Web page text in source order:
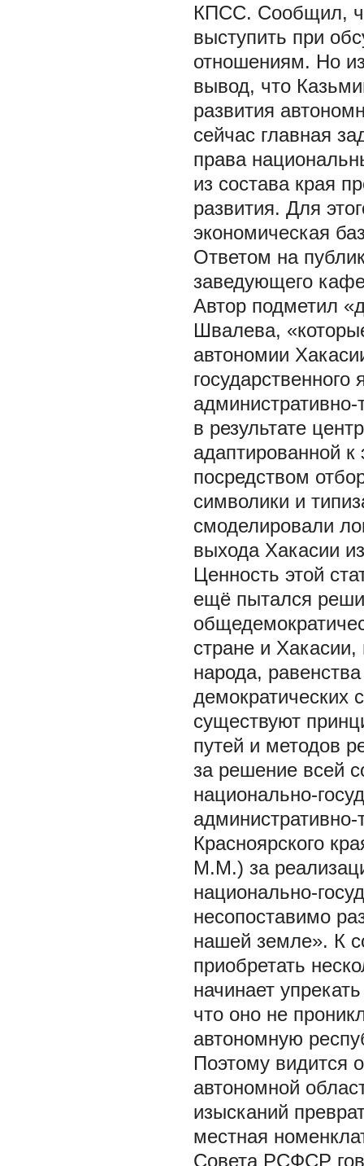
КПСС. Сообщил,
выступить при
отношениям. Но
вывод, что
развития
сейчас главная
права
из состава края
развития. Для
экономическая
Ответом на
заведующего
Автор подметил
Швалева,
автономии
государственного
в результате
адаптированной
посредством
символики и
смоделировали
выхода Хакасии
Ценность этой
ещё пытался
стране и
народа,
существуют
путей и методов
за решение всей
национально-
Красноярского
М.М.) за
национально-
несопоставимо
нашей земле». К
приобретать
начинает
что оно не
автономную
Поэтому видится
автономной
изысканий
местная
Совета РСФСР